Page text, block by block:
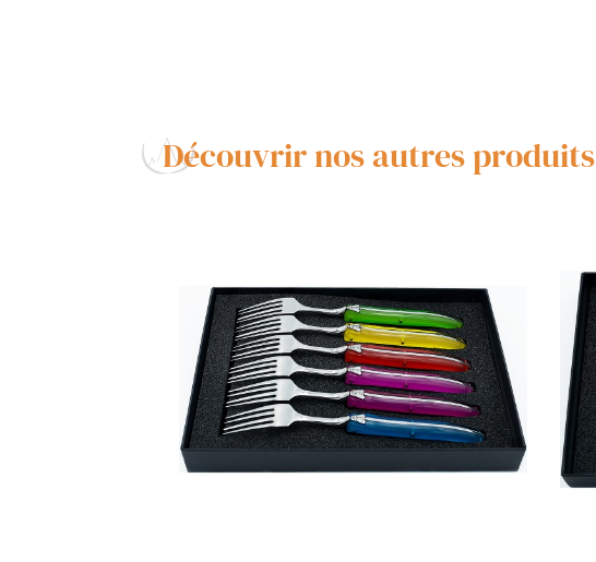
Découvrir nos autres produits